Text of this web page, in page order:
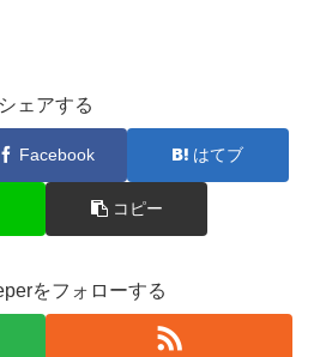
シェアする
Facebook はてブ
コピー
をフォローする